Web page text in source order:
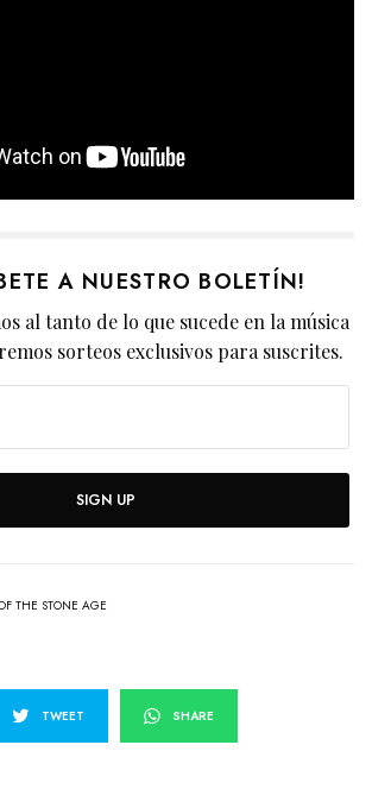
A NUESTRO BOLETÍN!
al tanto de lo que sucede en la música
sorteos exclusivos para suscrites.
SIGN UP
THE STONE AGE
TWEET SHARE